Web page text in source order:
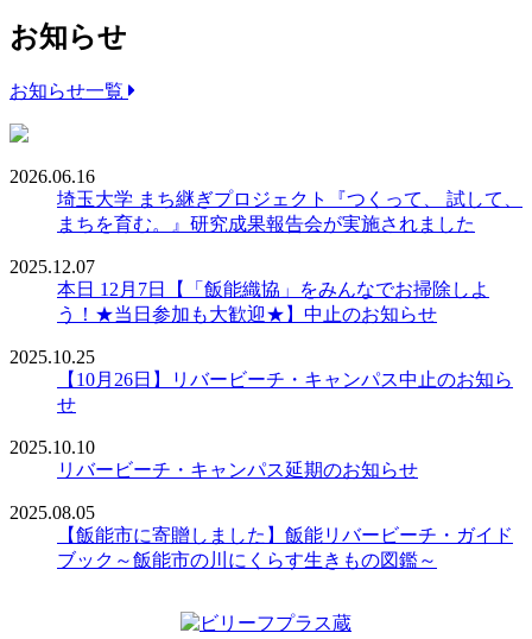
お知らせ
お知らせ一覧
2026.06.16
埼玉大学 まち継ぎプロジェクト『つくって、 試して、
まちを育む。』研究成果報告会が実施されました
2025.12.07
本日 12月7日【「飯能織協」をみんなでお掃除しよ
う！★当日参加も大歓迎★】中止のお知らせ
2025.10.25
【10月26日】リバービーチ・キャンパス中止のお知ら
せ
2025.10.10
リバービーチ・キャンパス延期のお知らせ
2025.08.05
【飯能市に寄贈しました】飯能リバービーチ・ガイド
ブック～飯能市の川にくらす生きもの図鑑～